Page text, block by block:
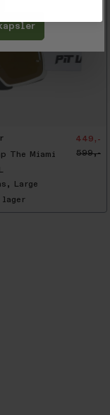
The Miami
449,-
599,-
Large
lager